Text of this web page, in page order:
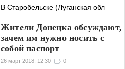
В Старобельске (Луганская обл
Жители Донецка обсуждают,
зачем им нужно носить с
собой паспорт
26 март 2018, 12:30 0